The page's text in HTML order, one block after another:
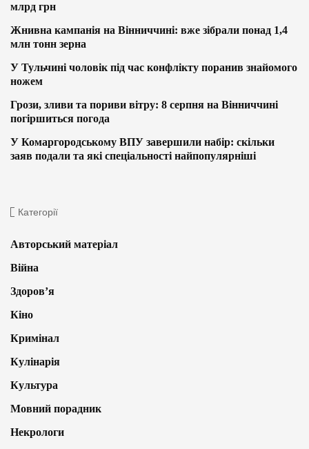
млрд грн
Жнивна кампанія на Вінниччині: вже зібрали понад 1,4
млн тонн зерна
У Тульчині чоловік під час конфлікту поранив знайомого
ножем
Грози, зливи та пориви вітру: 8 серпня на Вінниччині
погіршиться погода
У Комаргородському ВПУ завершили набір: скільки
заяв подали та які спеціальності найпопулярніші
Категорії
Авторський матеріал
Війна
Здоров’я
Кіно
Кримінал
Кулінарія
Культура
Мовний порадник
Некрологи